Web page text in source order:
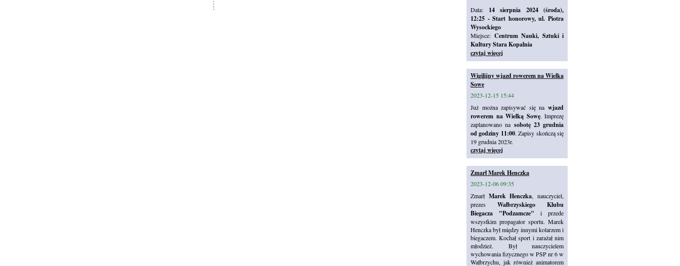
Data: 14 sierpnia 2024 (środa),
12:25 - Start honorowy, ul. Piotra
Wysockiego
Miejsce: Centrum Nauki, Sztuki i
Kultury Stara Kopalnia
czytaj więcej
Wigilijny wjazd rowerem na Wielka
Sowę
2023-12-15 15:44
Już można zapisywać się na wjazd
rowerem na Wielką Sowę. Imprezę
zaplanowano na sobotę 23 grudnia
od godziny 11:00. Zapisy skończą się
19 grudnia 2023r.
czytaj więcej
Zmarł Marek Henczka
2023-12-06 09:35
Zmarł Marek Henczka, nauczyciel,
prezes Wałbrzyskiego Klubu
Biegacza "Podzamcze" i przede
wszystkim propagator sportu. Marek
Henczka był między innymi kolarzem i
biegaczem. Kochał sport i zarażał nim
młodzież. Był nauczycielem
wychowania fizycznego w PSP nr 6 w
Wałbrzychu, jak również animatorem